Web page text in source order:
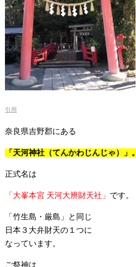
引用
奈良県吉野郡にある
「天河神社（てんかわじんじゃ）」。
正式名は
「大峯本宮 天河大辨財天社」 です。
「竹生島・厳島」と同じ
日本３大弁財天の１つに
なっています。
ご祭神は